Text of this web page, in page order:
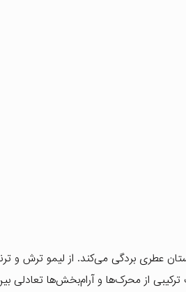
عطری بردگی می‌کند. از لیمو ترش و
از محرک‌ها و آرام‌بخش‌ها تعادلی